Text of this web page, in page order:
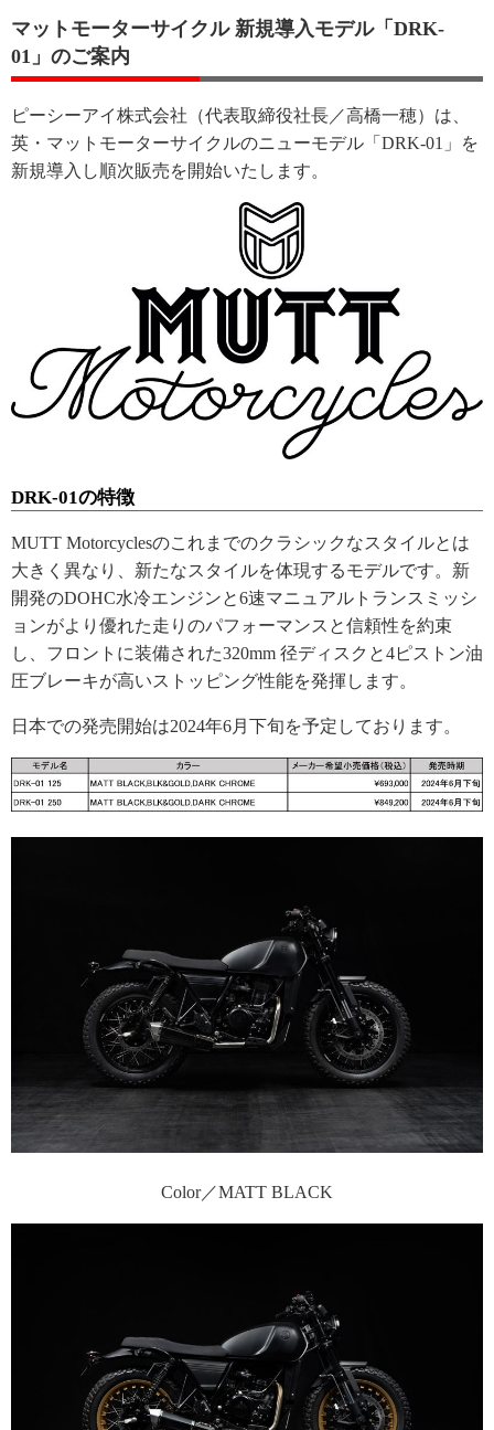
マットモーターサイクル 新規導入モデル「DRK-
01」のご案内
ピーシーアイ株式会社（代表取締役社長／高橋一穂）は、
英・マットモーターサイクルのニューモデル「DRK-01」を
新規導入し順次販売を開始いたします。
DRK-01の特徴
MUTT Motorcyclesのこれまでのクラシックなスタイルとは
大きく異なり、新たなスタイルを体現するモデルです。新
開発のDOHC水冷エンジンと6速マニュアルトランスミッシ
ョンがより優れた走りのパフォーマンスと信頼性を約束
し、フロントに装備された320mm 径ディスクと4ピストン油
圧ブレーキが高いストッピング性能を発揮します。
日本での発売開始は2024年6月下旬を予定しております。
Color／MATT BLACK